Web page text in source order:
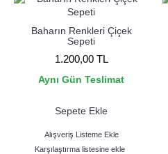
Baharın Renkleri Çiçek
Sepeti
1.200,00 TL
Aynı Gün Teslimat
Sepete Ekle
Alışveriş Listeme Ekle
Karşılaştırma listesine ekle